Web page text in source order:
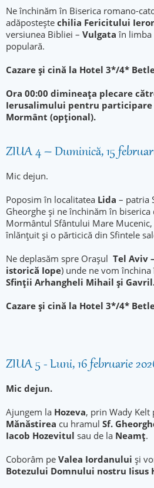
Ne închinăm în Biserica romano-
adăpostește chilia Fericitului
versiunea Bibliei – Vulgata în limba
populară.
Cazare şi cină la Hotel 3*/4*
Ora 00:00 dimineața plecare
Ierusalimului pentru participare
Mormânt (opțional).
ZIUA 4 – Duminică, 15
Mic dejun.
Poposim în localitatea Lida – patria
Gheorghe și ne închinăm în biserica
Mormântul Sfântului Mare
înlănțuit și o părticică din Sfintele
Ne deplasăm spre Oraşul Tel Aviv
istorică Iope) unde ne vom
Sfinții Arhangheli Mihail şi
Cazare şi cină la Hotel 3*/4*
ZIUA 5 - Luni, 16 februarie
Mic dejun.
Ajungem la Hozeva, prin Wady Kelt
Mănăstirea cu hramul Sf.
Iacob Hozevitul sau de la Neamţ.
Coborâm pe Valea Iordanului și
Botezului Domnului nostru Iisus